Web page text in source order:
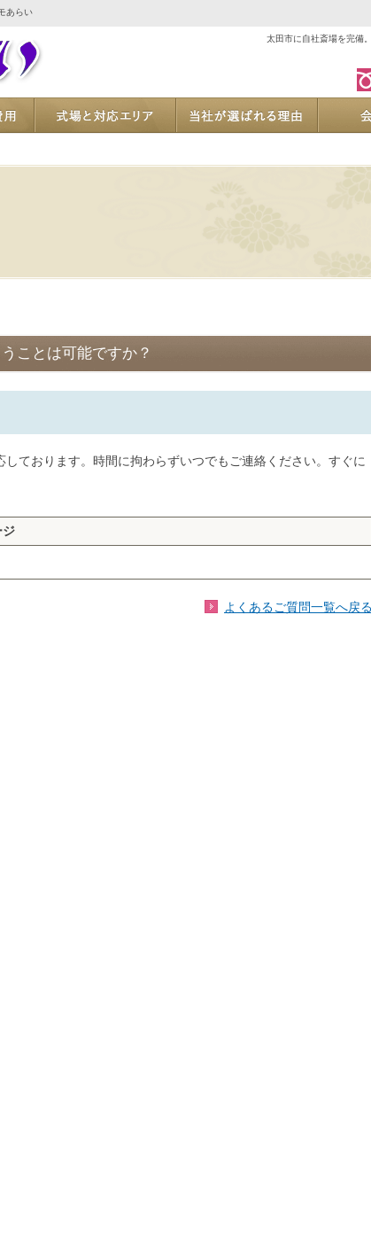
太田市に自社斎場を完備
あらい
ことは可能ですか？
しております。時間に拘わらずいつでもご連絡ください。すぐに
ジ
よくあるご質問一覧へ戻る